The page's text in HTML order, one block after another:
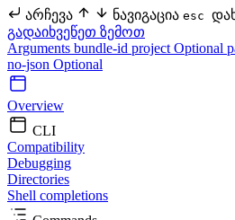
არჩევა ნავიგაცია esc
გადაიხვეწეთ ზემოთ
Arguments bundle-id project Optional
no-json Optional
Overview
CLI
Compatibility
Debugging
Directories
Shell completions